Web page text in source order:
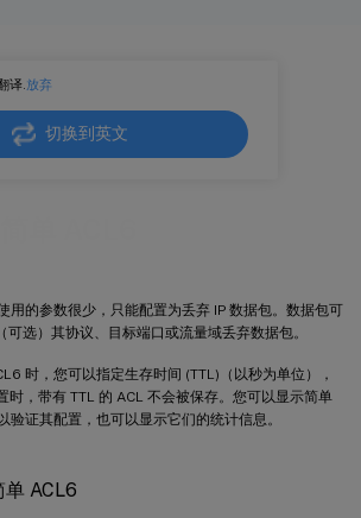
译.放弃
切换到英文
用的参数很少，只能配置为丢弃 IP 数据包。数据包可
可选）其协议、目标端口或流量域丢弃数据包。
时，您可以指定生存时间 (TTL)（以秒为单位），
时，带有 TTL 的 ACL 不会被保存。您可以显示简单
验证其配置，也可以显示它们的统计信息。
单 ACL6